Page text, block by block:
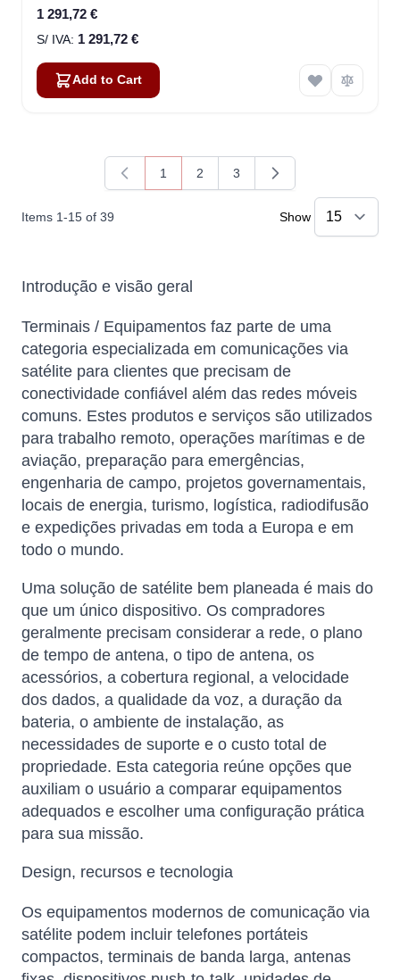
1 291,72 €
1 291,72 €
Add to Cart
Items 1-15 of 39
You're currently reading page
1
Page
2
Page
3
Show
Introdução e visão geral
Terminais / Equipamentos faz parte de uma
categoria especializada em comunicações via
satélite para clientes que precisam de
conectividade confiável além das redes móveis
comuns. Estes produtos e serviços são utilizados
para trabalho remoto, operações marítimas e de
aviação, preparação para emergências,
engenharia de campo, projetos governamentais,
locais de energia, turismo, logística, radiodifusão
e expedições privadas em toda a Europa e em
todo o mundo.
Uma solução de satélite bem planeada é mais do
que um único dispositivo. Os compradores
geralmente precisam considerar a rede, o plano
de tempo de antena, o tipo de antena, os
acessórios, a cobertura regional, a velocidade
dos dados, a qualidade da voz, a duração da
bateria, o ambiente de instalação, as
necessidades de suporte e o custo total de
propriedade. Esta categoria reúne opções que
auxiliam o usuário a comparar equipamentos
adequados e escolher uma configuração prática
para sua missão.
Design, recursos e tecnologia
Os equipamentos modernos de comunicação via
satélite podem incluir telefones portáteis
compactos, terminais de banda larga, antenas